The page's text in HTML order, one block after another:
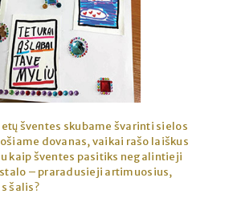
šventes skubame švarinti sielos
dovanas, vaikai rašo laiškus
kaip šventes pasitiks negalintieji
– praradusieji artimuosius,
šalis?